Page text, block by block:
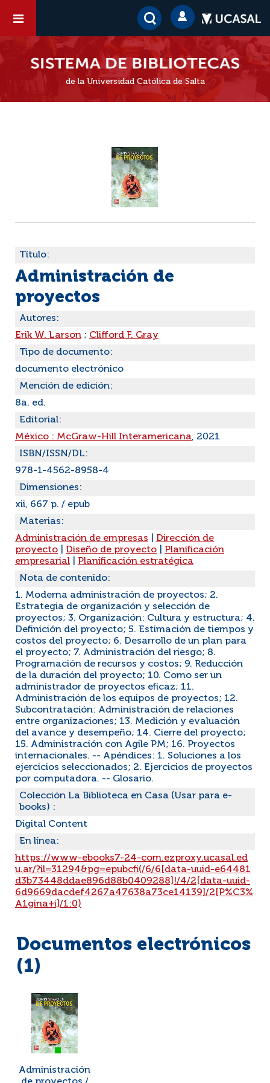
de la Universidad Católica de Salta
Título:
Administración de
proyectos
Autores:
Erik W. Larson ; Clifford F. Gray
Tipo de documento:
documento electrónico
Mención de edición:
8a. ed.
Editorial:
México : McGraw-Hill Interamericana, 2021
ISBN/ISSN/DL:
978-1-4562-8958-4
Dimensiones:
xii, 667 p. / epub
Materias:
Administración de empresas
Dirección de
proyecto
Diseño de proyecto
Planificación
empresarial
Planificación estratégica
Nota de contenido:
1. Moderna administración de proyectos; 2.
Estrategia de organización y selección de
proyectos; 3. Organización: Cultura y estructura; 4.
Definición del proyecto; 5. Estimación de tiempos y
costos del proyecto; 6. Desarrollo de un plan para
el proyecto; 7. Administración del riesgo; 8.
Programación de recursos y costos; 9. Reducción
de la duración del proyecto; 10. Como ser un
administrador de proyectos eficaz; 11.
Administración de los equipos de proyectos; 12.
Subcontratación: Administración de relaciones
entre organizaciones; 13. Medición y evaluación
del avance y desempeño; 14. Cierre del proyecto;
15. Administración con Agile PM; 16. Proyectos
internacionales. -- Apéndices: 1. Soluciones a los
ejercicios seleccionados; 2. Ejercicios de proyectos
por computadora. -- Glosario.
Colección La Biblioteca en Casa (Usar para e-
books) :
Digital Content
En línea:
https://www-ebooks7-24-com.ezproxy.ucasal.ed
u.ar/?il=31294&pg=epubcfi(/6/6[data-uuid-e64481
d3b73448ddae896d88b0409288]!/4/2[data-uuid-
6d9669dacdef4267a47638a73ce14139]/2[P%C3%
A1gina+i]/1:0)
Documentos electrónicos
(1)
Administración